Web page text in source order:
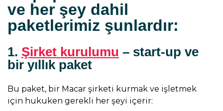
ve her şey dahil
paketlerimiz şunlardır:
1. Şirket kurulumu – start-up ve
bir yıllık paket
Bu paket, bir Macar şirketi kurmak ve işletmek
için hukuken gerekli her şeyi içerir: